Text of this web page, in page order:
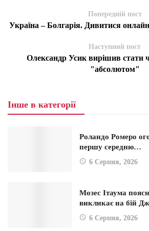
Попередній пост
Україна – Болгарія. Дивитися
Наступний пост
Олександр Усик вирішив стати
"абсолютом"
Інше в категорії
Роландо Ромеро
першу середню…
6 Серпня, 2026
Мозес Ітаума
викликає на бій
6 Серпня, 2026